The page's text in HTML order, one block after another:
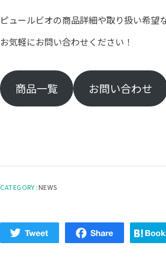
ピュールビオの商品詳細や取り扱い希望
お気軽にお問い合わせください！
商品一覧 お問い合わせ
CATEGORY :NEWS